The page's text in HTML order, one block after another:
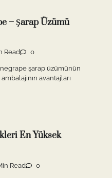
– Şarap Üzümü
Read 0
şarap üzümünün
avantajları
En Yüksek
Read 0